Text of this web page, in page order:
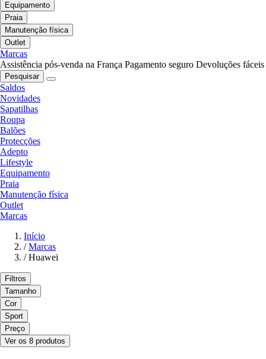
Equipamento
Praia
Manutenção física
Outlet
Marcas
Assistência pós-venda na França Pagamento seguro Devoluções fáceis
Pesquisar
Saldos
Novidades
Sapatilhas
Roupa
Balões
Protecções
Adepto
Lifestyle
Equipamento
Praia
Manutenção física
Outlet
Marcas
Início
/ Marcas
/ Huawei
Filtros
Tamanho
Cor
Sport
Preço
Ver os 8 produtos